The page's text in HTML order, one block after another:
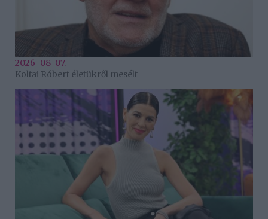
2026-08-07.
Koltai Róbert életükről mesélt